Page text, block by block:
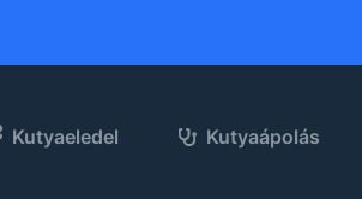
Kutyaeledel Kutyaápolás